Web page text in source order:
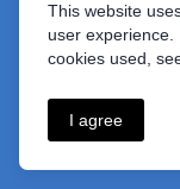
This website
user
cookies used,
I agree